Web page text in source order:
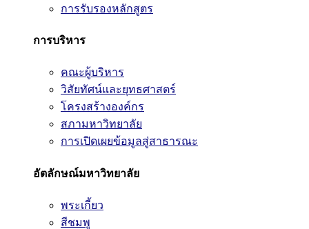
การรับรองหลักสูตร
การบริหาร
คณะผู้บริหาร
วิสัยทัศน์และยุทธศาสตร์
โครงสร้างองค์กร
สภามหาวิทยาลัย
การเปิดเผยข้อมูลสู่สาธารณะ
อัตลักษณ์มหาวิทยาลัย
พระเกี้ยว
สีชมพู